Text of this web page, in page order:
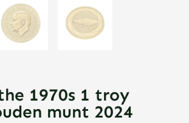
1970s 1 troy
munt 2024